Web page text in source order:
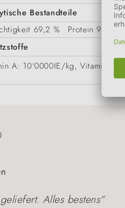
Bestandteile
69,2 % Protein 9,5 %
A: 10‘0000IE/kg, Vitamin D:
Alles bestens“